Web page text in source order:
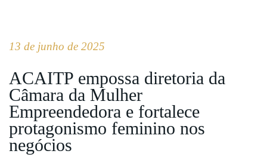
13 de junho de 2025
ACAITP empossa diretoria da
Câmara da Mulher
Empreendedora e fortalece
protagonismo feminino nos
negócios